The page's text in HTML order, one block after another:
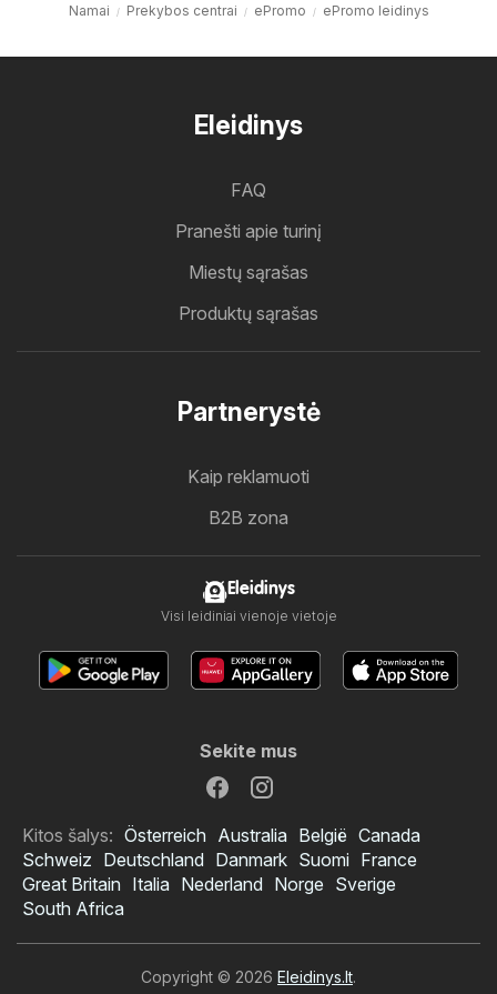
Namai Prekybos centrai ePromo ePromo leidinys
Eleidinys
FAQ
Pranešti apie turinį
Miestų sąrašas
Produktų sąrašas
Partnerystė
Kaip reklamuoti
B2B zona
Eleidinys
Visi leidiniai vienoje vietoje
Sekite mus
Kitos šalys: Österreich Australia België Canada
Schweiz Deutschland Danmark Suomi France
Great Britain Italia Nederland Norge Sverige
South Africa
Copyright © 2026 Eleidinys.lt.